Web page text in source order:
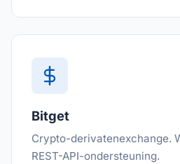
Bitget
Crypto-derivatenexchange.
REST-API-ondersteuning.